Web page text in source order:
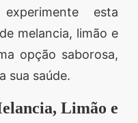
esta
melancia, limão e
opção saborosa,
sua saúde.
Limão e